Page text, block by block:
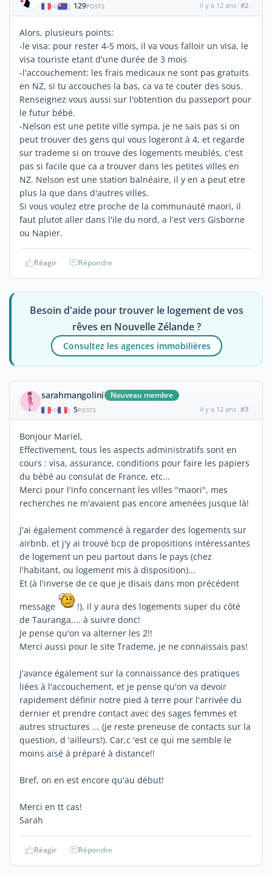
| 129POSTS il y a 12 ans #2
Alors, plusieurs points:
-le visa: pour rester 4-5 mois, il va vous falloir un visa, le
visa touriste etant d'une durée de 3 mois
-l'accouchement: les frais medicaux ne sont pas gratuits
en NZ, si tu accouches la bas, ca va te couter des sous.
Renseignez vous aussi sur l'obtention du passeport pour
le futur bébé.
-Nelson est une petite ville sympa, je ne sais pas si on
peut trouver des gens qui vous logeront à 4, et regarde
sur trademe si on trouve des logements meublés, c'est
pas si facile que ca a trouver dans les petites villes en
NZ. Nelson est une station balnéaire, il y en a peut etre
plus la que dans d'autres villes.
Si vous voulez etre proche de la communauté maori, il
faut plutot aller dans l'ile du nord, a l'est vers Gisborne
ou Napier.
Réagir Répondre
Besoin d'aide pour trouver le logement de vos
rêves en Nouvelle Zélande ?
Consultez les agences immobilières
sarahmangolini Nouveau membre
| 5POSTS il y a 12 ans #3
Bonjour Mariel,
Effectivement, tous les aspects administratifs sont en
cours : visa, assurance, conditions pour faire les papiers
du bébé au consulat de France, etc...
Merci pour l'info concernant les villes "maori", mes
recherches ne m'avaient pas encore amenées jusque là!
J'ai également commencé à regarder des logements sur
airbnb, et j'y ai trouvé bcp de propositions intéressantes
de logement un peu partout dans le pays (chez
l'habitant, ou logement mis à disposition)...
Et (à l'inverse de ce que je disais dans mon précédent
message
!), il y aura des logements super du côté
de Tauranga.... à suivre donc!
Je pense qu'on va alterner les 2!!
Merci aussi pour le site Trademe, je ne connaissais pas!
J'avance également sur la connaissance des pratiques
liées à l'accouchement, et je pense qu'on va devoir
rapidement définir notre pied à terre pour l'arrivée du
dernier et prendre contact avec des sages femmes et
autres structures ... (je reste preneuse de contacts sur la
question, d 'ailleurs!). Car,c 'est ce qui me semble le
moins aisé à préparé à distance!!
Bref, on en est encore qu'au début!
Merci en tt cas!
Sarah
Réagir Répondre